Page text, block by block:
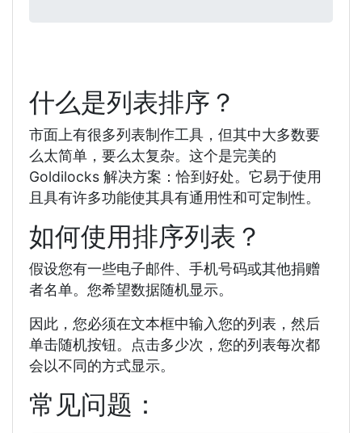
什么是列表排序？
市面上有很多列表制作工具，但其中大多数要
么太简单，要么太复杂。这个是完美的
Goldilocks 解决方案：恰到好处。它易于使用
且具有许多功能使其具有通用性和可定制性。
如何使用排序列表？
假设您有一些电子邮件、手机号码或其他捐赠
者名单。您希望数据随机显示。
因此，您必须在文本框中输入您的列表，然后
单击随机按钮。点击多少次，您的列表每次都
会以不同的方式显示。
常见问题：